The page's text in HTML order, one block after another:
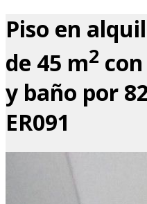
Piso en
de 45 m2
y baño por
ER091